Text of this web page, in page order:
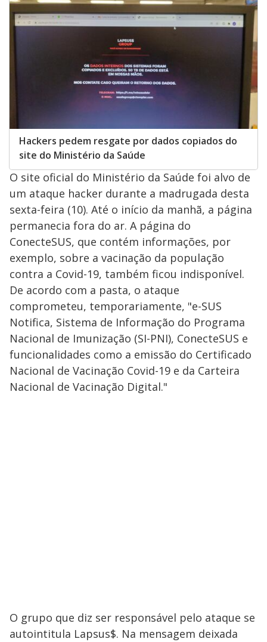
Hackers pedem resgate por dados copiados do
site do Ministério da Saúde
O site oficial do Ministério da Saúde foi alvo de
um ataque hacker durante a madrugada desta
sexta-feira (10). Até o início da manhã, a página
permanecia fora do ar. A página do
ConecteSUS, que contém informações, por
exemplo, sobre a vacinação da população
contra a Covid-19, também ficou indisponível.
De acordo com a pasta, o ataque
comprometeu, temporariamente, "e-SUS
Notifica, Sistema de Informação do Programa
Nacional de Imunização (SI-PNI), ConecteSUS e
funcionalidades como a emissão do Certificado
Nacional de Vacinação Covid-19 e da Carteira
Nacional de Vacinação Digital."
O grupo que diz ser responsável pelo ataque se
autointitula Lapsus$. Na mensagem deixada